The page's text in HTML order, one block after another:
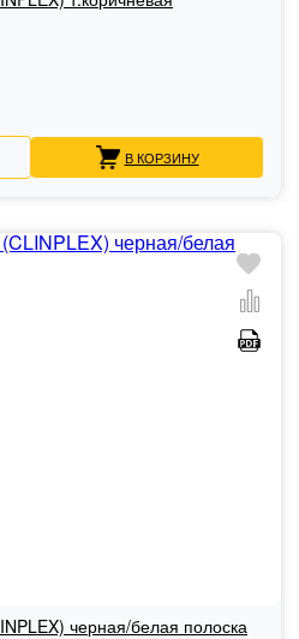
В КОРЗИНУ
черная/белая полоска